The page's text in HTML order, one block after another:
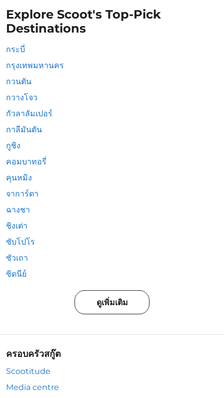
Explore Scoot's Top-Pick
Destinations
กระบี่
กรุงเทพมหานคร
กวนตัน
กวางโจว
กัวลาลัมเปอร์
กาลีมันตัน
กูชิง
คอมบาทอรี่
คุนหมิง
จาการ์ตา
ฉางชา
ชิงเต่า
ซับโปโร
ซัวเถา
ซิดนีย์
ดูเพิ่มเติม
ครอบครัวสกู๊ต
Scootitude
Media centre